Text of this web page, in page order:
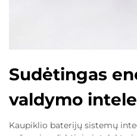
Sudėtingas
valdymo
Kaupiklio baterijų sistemų